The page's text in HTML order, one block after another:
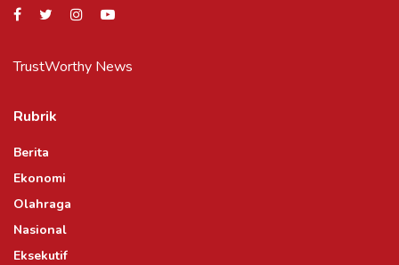
TrustWorthy News
Rubrik
Berita
Ekonomi
Olahraga
Nasional
Eksekutif